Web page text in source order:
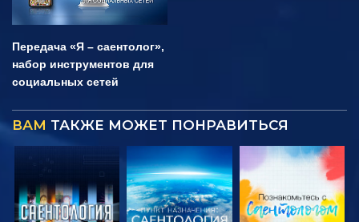
Передача «Я – саентолог»,
набор инструментов для
социальных сетей
ВАМ ТАКЖЕ МОЖЕТ ПОНРАВИТЬСЯ